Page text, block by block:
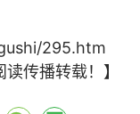
295.htm
传播转载！】